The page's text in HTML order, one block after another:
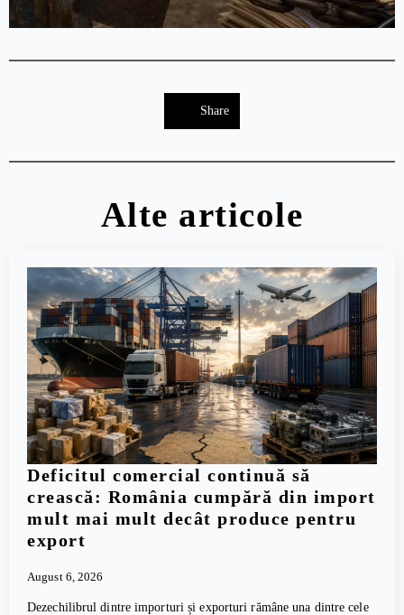
Share
Alte articole
Deficitul comercial continuă să
crească: România cumpără din import
mult mai mult decât produce pentru
export
August 6, 2026
Dezechilibrul dintre importuri și exporturi rămâne una dintre cele